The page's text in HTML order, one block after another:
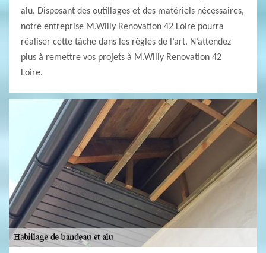
alu. Disposant des outillages et des matériels nécessaires,
notre entreprise M.Willy Renovation 42 Loire pourra
réaliser cette tâche dans les règles de l’art. N’attendez
plus à remettre vos projets à M.Willy Renovation 42
Loire.